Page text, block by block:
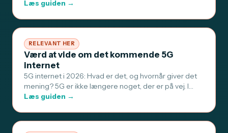
Læs guiden →
RELEVANT HER
Værd at vide om det kommende 5G
internet
5G internet i 2026: Hvad er det, og hvornår giver det
mening? 5G er ikke længere noget, der er på vej. I…
Læs guiden →